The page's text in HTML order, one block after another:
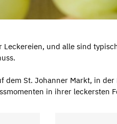
und alle sind
St. Johanner Markt, in
in ihrer leckersten